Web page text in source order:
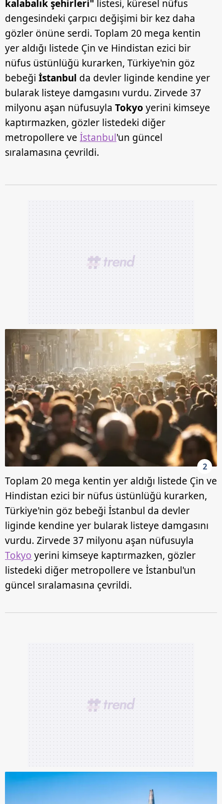
kalabalık şehirleri" listesi, küresel nüfus
dengesindeki çarpıcı değişimi bir kez daha
gözler önüne serdi. Toplam 20 mega kentin
yer aldığı listede Çin ve Hindistan ezici bir
nüfus üstünlüğü kurarken, Türkiye'nin göz
bebeği İstanbul da devler liginde kendine yer
bularak listeye damgasını vurdu. Zirvede 37
milyonu aşan nüfusuyla Tokyo yerini kimseye
kaptırmazken, gözler listedeki diğer
metropollere ve İstanbul'un güncel
sıralamasına çevrildi.
2
Toplam 20 mega kentin yer aldığı listede Çin ve
Hindistan ezici bir nüfus üstünlüğü kurarken,
Türkiye'nin göz bebeği İstanbul da devler
liginde kendine yer bularak listeye damgasını
vurdu. Zirvede 37 milyonu aşan nüfusuyla
Tokyo yerini kimseye kaptırmazken, gözler
listedeki diğer metropollere ve İstanbul'un
güncel sıralamasına çevrildi.